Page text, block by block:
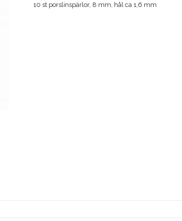
10 st porslinspärlor, 8 mm, hål ca 1,6 mm